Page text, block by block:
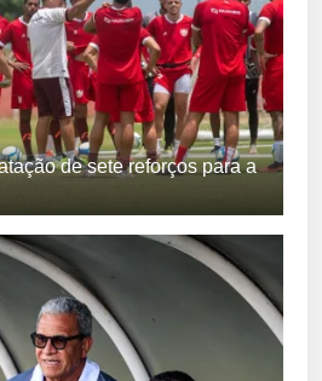
de sete reforços para a